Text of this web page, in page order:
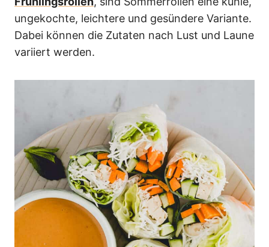
ungekochte, leichtere und gesündere Variante.
Dabei können die Zutaten nach Lust und Laune
variiert werden.